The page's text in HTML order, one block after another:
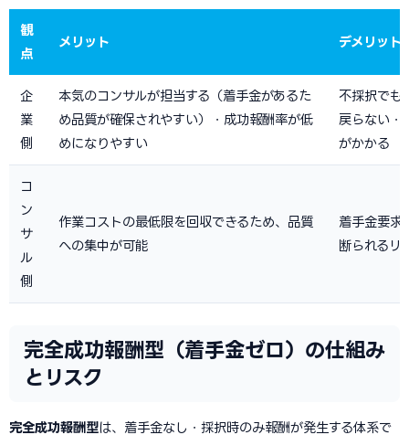
観
点
メリット デメリット
企
業
側
本気のコンサルが担当する（着手金があるた
め品質が確保されやすい）・成功報酬率が低
めになりやすい
不採択でも
戻らない・
がかかる
コ
ン
サ
ル
側
作業コストの最低限を回収できるため、品質
への集中が可能
着手金要求
断られるリ
完全成功報酬型（着手金ゼロ）の仕組み
とリスク
完全成功報酬型は、着手金なし・採択時のみ報酬が発生する体系で